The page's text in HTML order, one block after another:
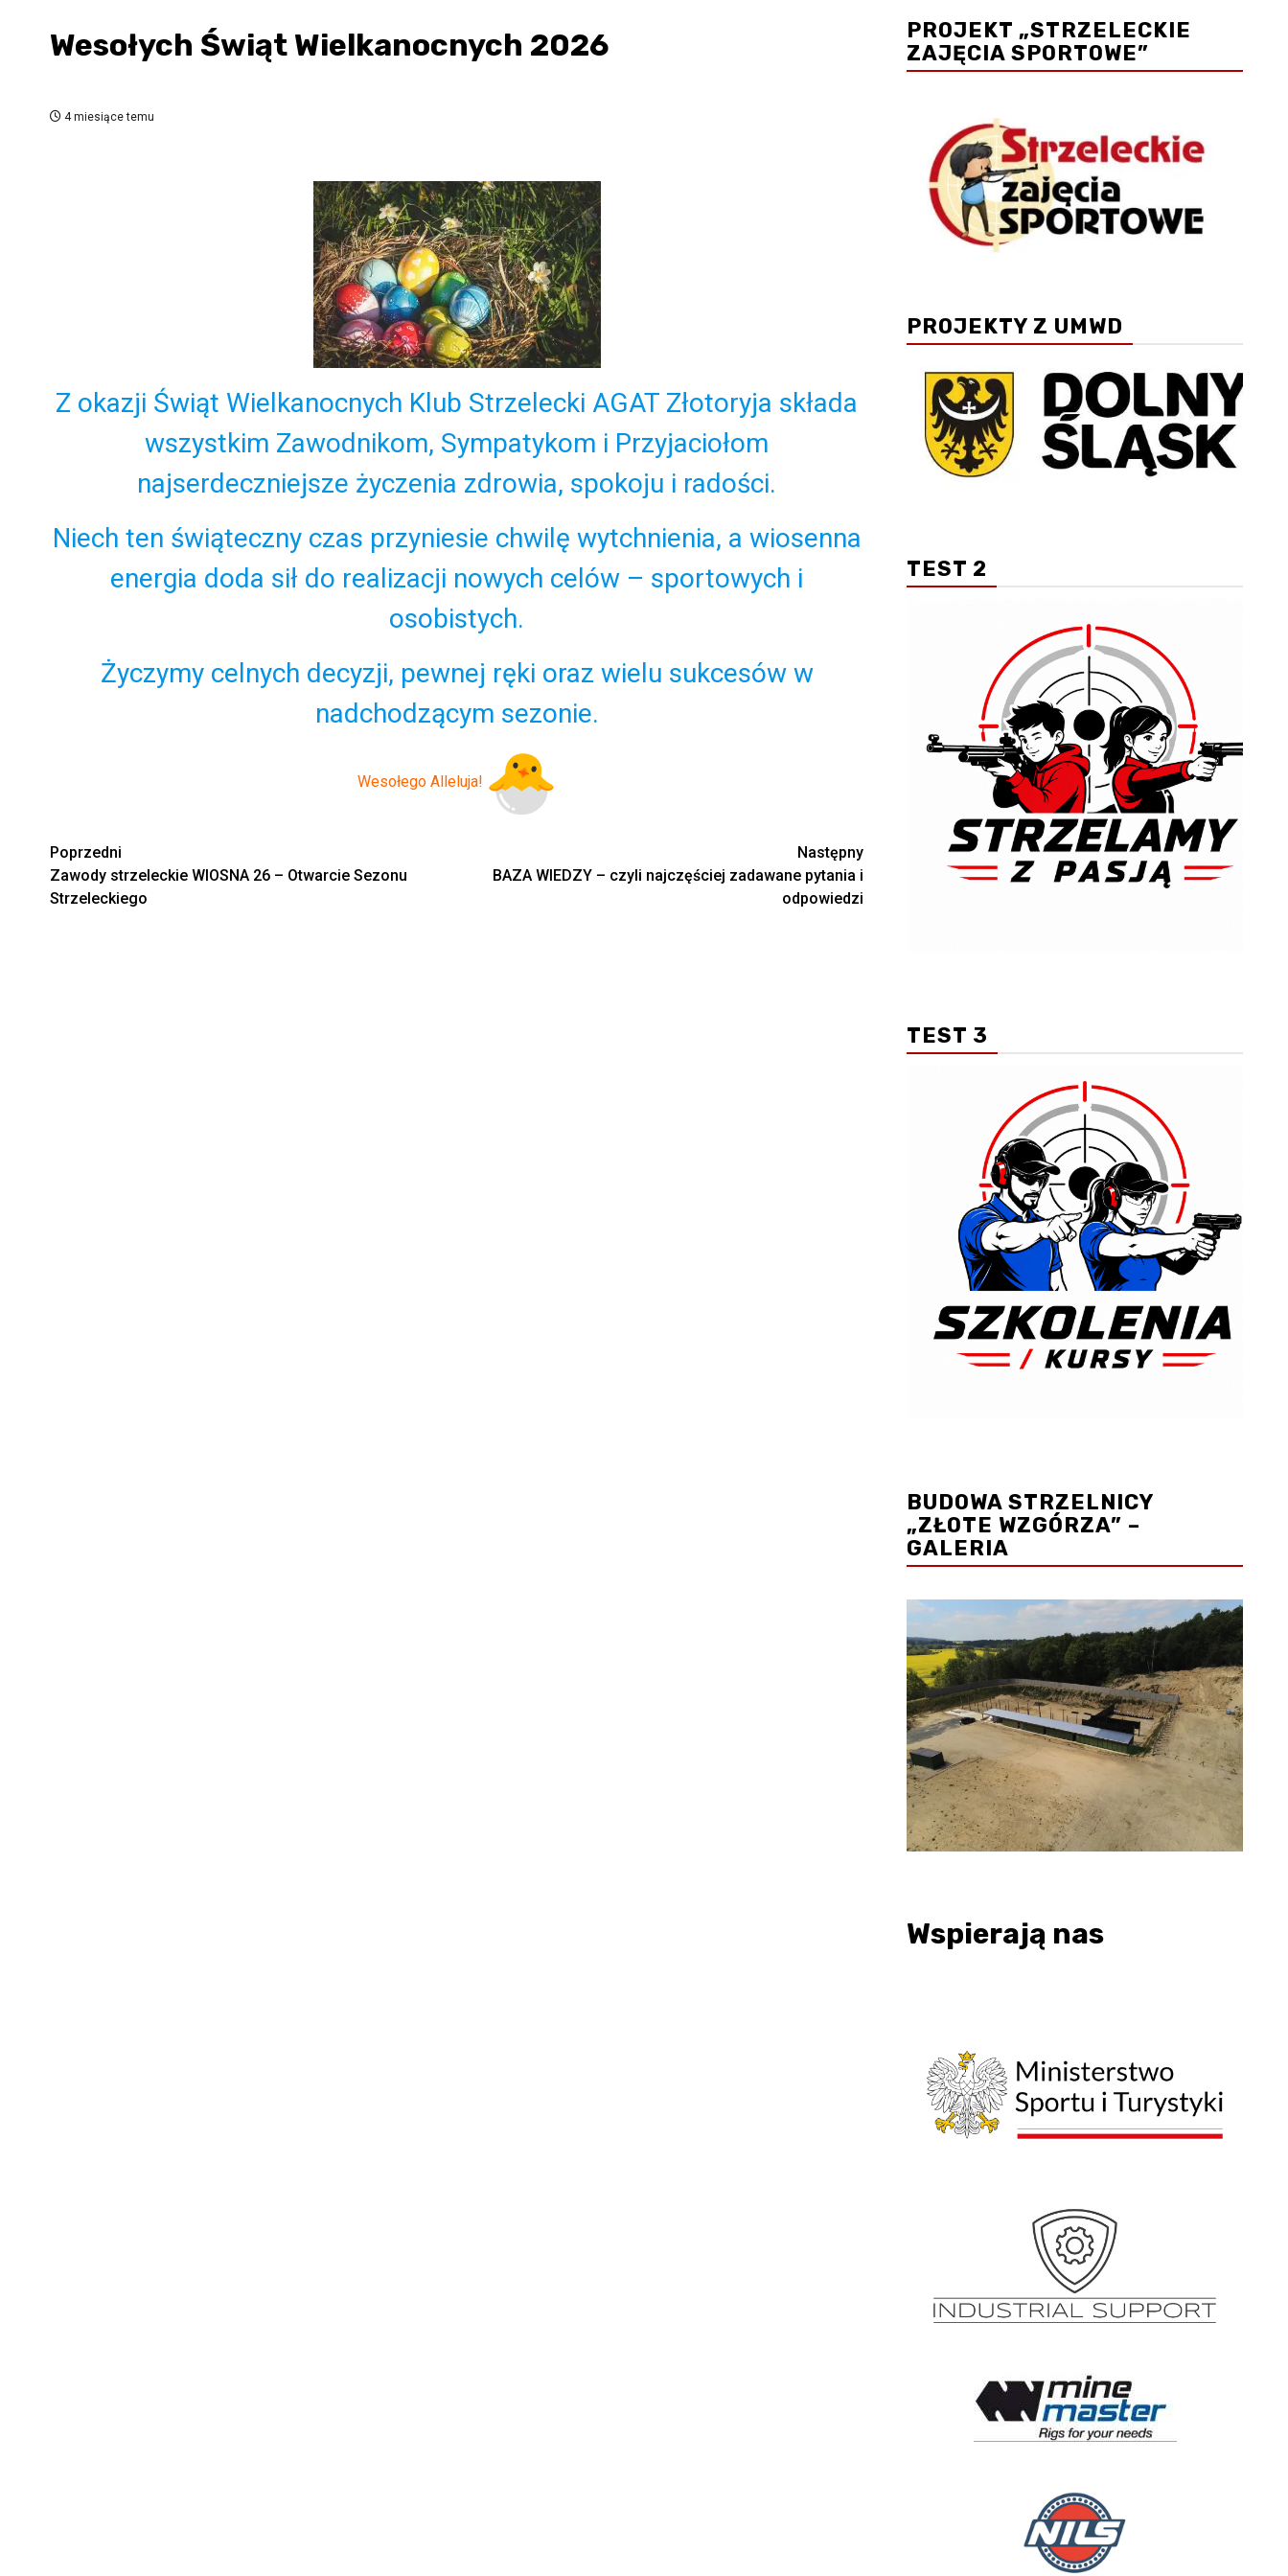
Wesołych Świąt Wielkanocnych 2026
4 miesiące temu
Z okazji Świąt Wielkanocnych Klub Strzelecki AGAT Złotoryja składa
wszystkim Zawodnikom, Sympatykom i Przyjaciołom
najserdeczniejsze życzenia zdrowia, spokoju i radości.
Niech ten świąteczny czas przyniesie chwilę wytchnienia, a wiosenna
energia doda sił do realizacji nowych celów – sportowych i
osobistych.
Życzymy celnych decyzji, pewnej ręki oraz wielu sukcesów w
nadchodzącym sezonie.
Wesołego Alleluja!
Zobacz
wpisy
Poprzedni
Zawody strzeleckie WIOSNA 26 – Otwarcie Sezonu
Strzeleckiego
Następny
BAZA WIEDZY – czyli najczęściej zadawane pytania i
odpowiedzi
PROJEKT „STRZELECKIE
ZAJĘCIA SPORTOWE”
PROJEKTY Z UMWD
TEST 2
TEST 3
BUDOWA STRZELNICY
„ZŁOTE WZGÓRZA” –
GALERIA
Wspierają nas